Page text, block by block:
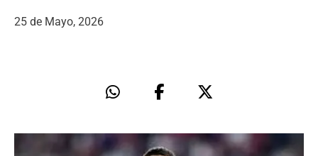
25 de Mayo, 2026